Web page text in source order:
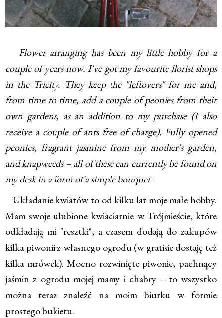
Flower arranging has been my little hobby for a
couple of years now. I've got my favourite florist shops
in the Tricity. They keep the "leftovers" for me and,
from time to time, add a couple of peonies from their
own gardens, as an addition to my purchase (I also
receive a couple of ants free of charge). Fully opened
peonies, fragrant jasmine from my mother's garden,
and knapweeds – all of these can currently be found on
my desk in a form of a simple bouquet.
Układanie kwiatów to od kilku lat moje małe hobby.
Mam swoje ulubione kwiaciarnie w Trójmieście, które
odkładają mi "resztki", a czasem dodają do zakupów
kilka piwonii z własnego ogrodu (w gratisie dostaję też
kilka mrówek). Mocno rozwinięte piwonie, pachnący
jaśmin z ogrodu mojej mamy i chabry – to wszystko
można teraz znaleźć na moim biurku w formie
prostego bukietu.